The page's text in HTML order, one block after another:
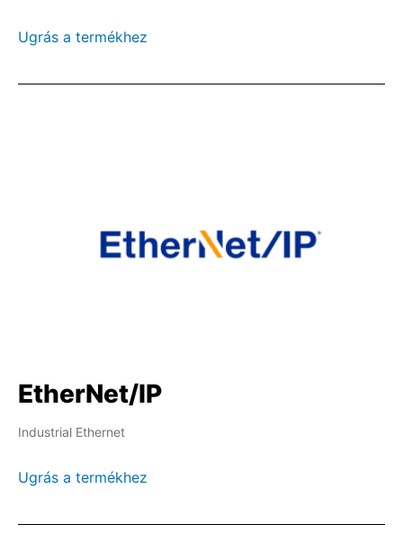
Ugrás a termékhez
EtherNet/IP
Industrial Ethernet
Ugrás a termékhez